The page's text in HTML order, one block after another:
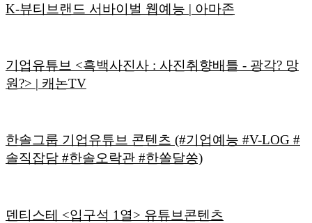
K-뷰티브랜드 서바이벌 웹예능 | 아마존
기업유튜브 <흑백사진사 : 사진취향배틀 - 광각? 망
원?> | 캐논TV
한솔그룹 기업유튜브 콘텐츠 (#기업예능 #V-LOG #
솔직잡담 #한솔오락관 #한쏠달쏭)
덴티스테 <입구석 1열> 유튜브콘텐츠